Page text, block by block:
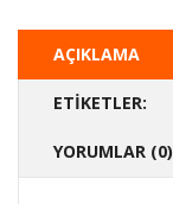
AÇIKLAMA
ETIKETLER:
YORUMLAR (0)